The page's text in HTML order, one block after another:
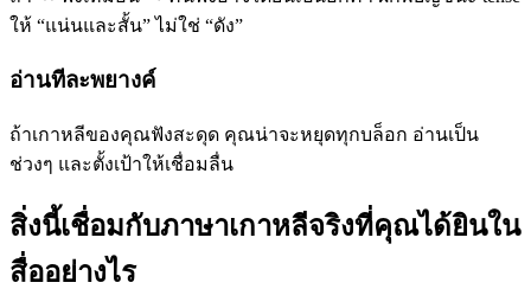
ให้ “แน่นและสั้น” ไม่ใช่ “ดัง”
อ่านทีละพยางค์
ถ้าเกาหลีของคุณฟังสะดุด คุณน่าจะหยุดทุกบล็อก อ่านเป็น
ช่วงๆ และตั้งเป้าให้เชื่อมลื่น
สิ่งนี้เชื่อมกับภาษาเกาหลีจริงที่คุณได้ยินใน
สื่ออย่างไร